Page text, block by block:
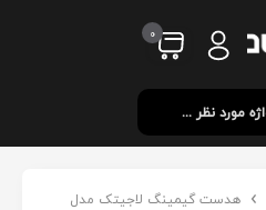
0
هدست گیمینگ لاجیتک مدل